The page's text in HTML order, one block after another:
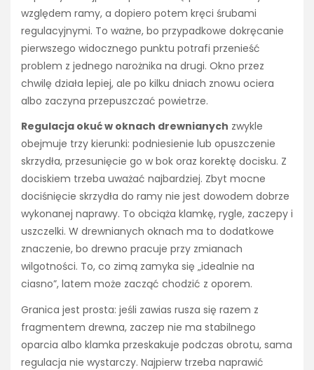
względem ramy, a dopiero potem kręci śrubami
regulacyjnymi. To ważne, bo przypadkowe dokręcanie
pierwszego widocznego punktu potrafi przenieść
problem z jednego narożnika na drugi. Okno przez
chwilę działa lepiej, ale po kilku dniach znowu ociera
albo zaczyna przepuszczać powietrze.
Regulacja okuć w oknach drewnianych zwykle
obejmuje trzy kierunki: podniesienie lub opuszczenie
skrzydła, przesunięcie go w bok oraz korektę docisku. Z
dociskiem trzeba uważać najbardziej. Zbyt mocne
dociśnięcie skrzydła do ramy nie jest dowodem dobrze
wykonanej naprawy. To obciąża klamkę, rygle, zaczepy i
uszczelki. W drewnianych oknach ma to dodatkowe
znaczenie, bo drewno pracuje przy zmianach
wilgotności. To, co zimą zamyka się „idealnie na
ciasno”, latem może zacząć chodzić z oporem.
Granica jest prosta: jeśli zawias rusza się razem z
fragmentem drewna, zaczep nie ma stabilnego
oparcia albo klamka przeskakuje podczas obrotu, sama
regulacja nie wystarczy. Najpierw trzeba naprawić